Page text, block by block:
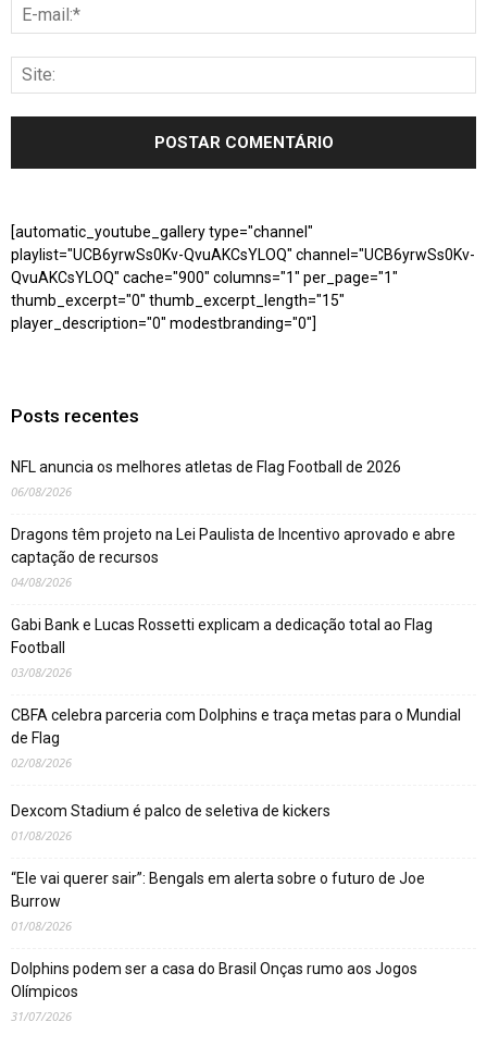
[automatic_youtube_gallery type="channel"
playlist="UCB6yrwSs0Kv-QvuAKCsYLOQ" channel="UCB6yrwSs0Kv-
QvuAKCsYLOQ" cache="900" columns="1" per_page="1"
thumb_excerpt="0" thumb_excerpt_length="15"
player_description="0" modestbranding="0"]
Posts recentes
NFL anuncia os melhores atletas de Flag Football de 2026
06/08/2026
Dragons têm projeto na Lei Paulista de Incentivo aprovado e abre
captação de recursos
04/08/2026
Gabi Bank e Lucas Rossetti explicam a dedicação total ao Flag
Football
03/08/2026
CBFA celebra parceria com Dolphins e traça metas para o Mundial
de Flag
02/08/2026
Dexcom Stadium é palco de seletiva de kickers
01/08/2026
“Ele vai querer sair”: Bengals em alerta sobre o futuro de Joe
Burrow
01/08/2026
Dolphins podem ser a casa do Brasil Onças rumo aos Jogos
Olímpicos
31/07/2026